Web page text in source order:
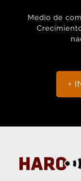
Medio de
+